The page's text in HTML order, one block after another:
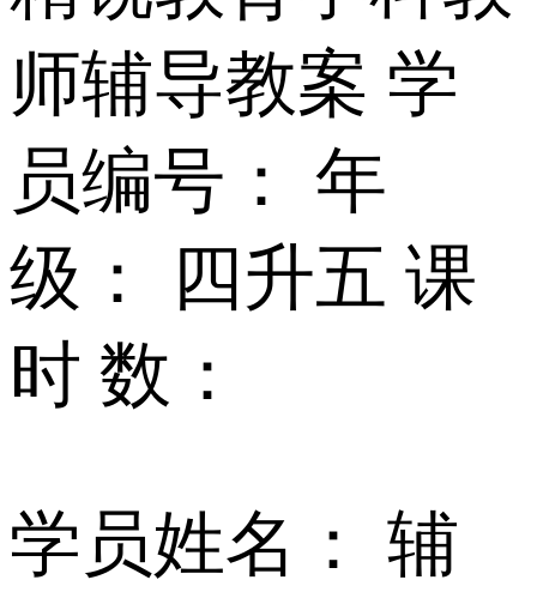
师辅导教案 学
员编号： 年
级： 四升五 课
时 数：
学员姓名： 辅